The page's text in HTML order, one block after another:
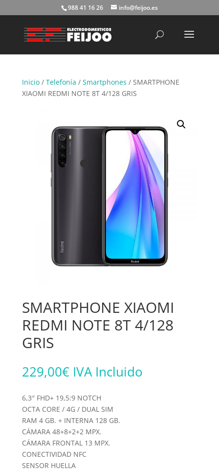
988 41 16 26 info@feijoo.es
Inicio/ Telefonía / Smartphones / SMARTPHONE
XIAOMI REDMI NOTE 8T 4/128 GRIS
SMARTPHONE XIAOMI
REDMI NOTE 8T 4/128
GRIS
229,00€ IVA Incluido
6,3″ FHD+ 19,5:9 NOTCH
OCTA CORE / 4G / DUAL SIM
RAM 4 GB. + INTERNA 128 GB.
CÁMARA 48+8+2+2 MPX.
CÁMARA FRONTAL 13 MPX.
CONECTIVIDAD NFC
SENSOR HUELLA